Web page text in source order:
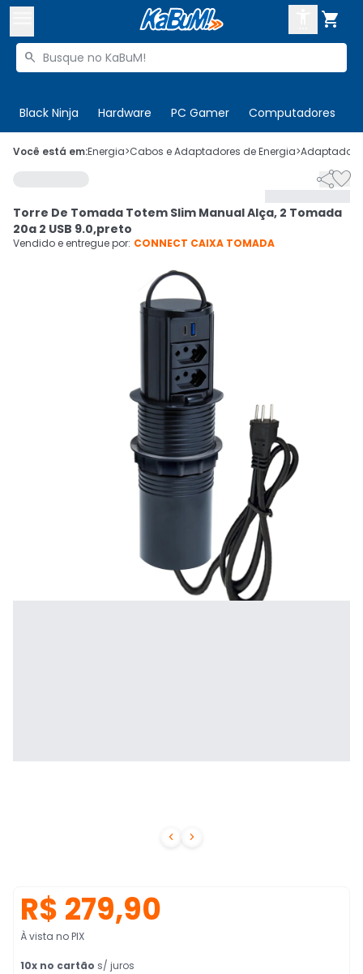

Buscar produtos

Black Ninja Hardware PC Gamer Computadores
 Olá. Acesse sua conta
 Departamentos
Cupons
Ativar tradutor em libras
CADASTRE-SE
Você está em:Energia>Cabos e Adaptadores de Energia>
 

Torre De Tomada Totem Slim Manual Alça, 2 Tomada
20a 2 USB 9.0,preto
Vendido e entregue por: CONNECT CAIXA TOMADA
R$ 279,90
À vista no PIX
10x no cartão s/ juros